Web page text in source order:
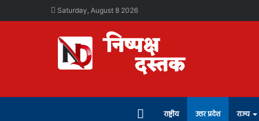
Saturday, August 8 2026
राष्ट्रीय उत्तर प्रदेश राज्य